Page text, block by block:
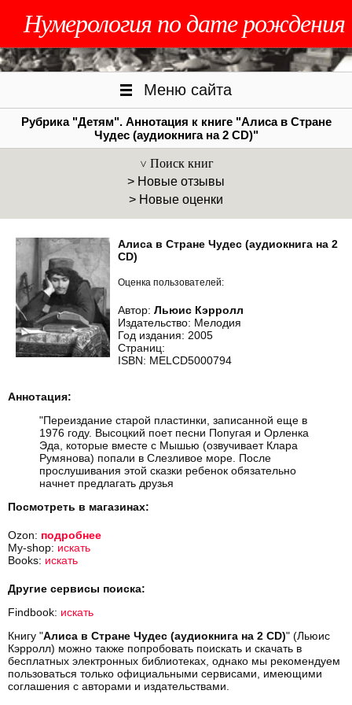
Нумерология по дате рождения
Меню сайта
Рубрика "Детям". Аннотация к книге "Алиса в Стране
Чудес (аудиокнига на 2 CD)"
Поиск книг
> Новые отзывы
> Новые оценки
Алиса в Стране Чудес (аудиокнига на 2
CD)
Оценка пользователей:
Автор: Льюис Кэрролл
Издательство: Мелодия
Год издания: 2005
Страниц:
ISBN: MELCD5000794
Аннотация:
"Переиздание старой пластинки, записанной еще в
1976 году. Высоцкий поет песни Попугая и Орленка
Эда, которые вместе с Мышью (озвучивает Клара
Румянова) попали в Слезливое море. После
прослушивания этой сказки ребенок обязательно
начнет предлагать друзья
Посмотреть в магазинах:
Ozon: подробнее
My-shop: искать
Books: искать
Другие сервисы поиска:
Findbook: искать
Книгу "Алиса в Стране Чудес (аудиокнига на 2 CD)" (Льюис
Кэрролл) можно также попробовать поискать и скачать в
бесплатных электронных библиотеках, однако мы рекомендуем
пользоваться только официальными сервисами, имеющими
соглашения с авторами и издательствами.